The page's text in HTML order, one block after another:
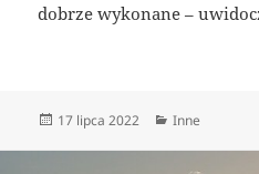
dobrze wykonane –
Data
17 lipca 2022 Kategorie
Inne